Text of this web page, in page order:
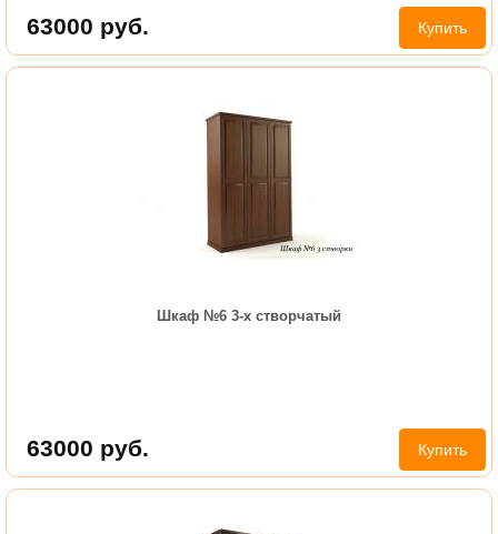
63000 руб. Купить
Шкаф №6 3-х створчатый
63000 руб. Купить